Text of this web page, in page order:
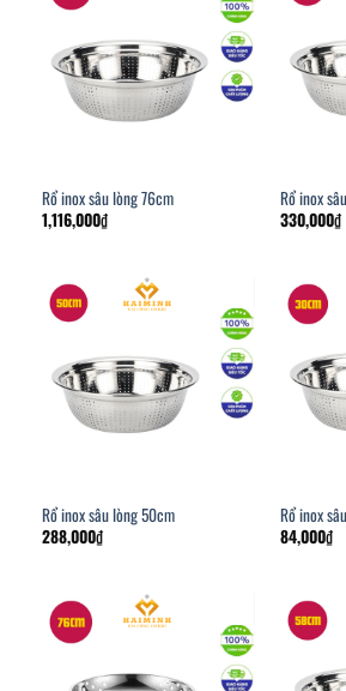
Rổ inox sâu lòng 76cm
1,116,000₫
Rổ inox
330,000₫
Rổ inox sâu lòng 50cm
288,000₫
Rổ inox
84,000₫